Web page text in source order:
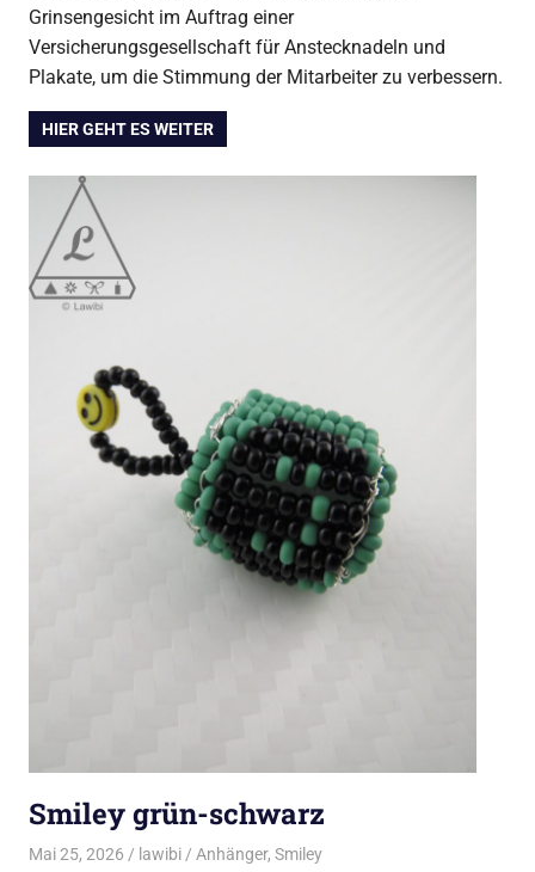
Grinsengesicht im Auftrag einer
Versicherungsgesellschaft für Anstecknadeln und
Plakate, um die Stimmung der Mitarbeiter zu verbessern.
HIER GEHT ES WEITER
Smiley grün-schwarz
Mai 25, 2026 lawibi Anhänger, Smiley